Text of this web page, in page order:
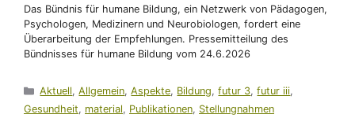
Das Bündnis für humane Bildung, ein Netzwerk von Pädagogen,
Psychologen, Medizinern und Neurobiologen, fordert eine
Überarbeitung der Empfehlungen. Pressemitteilung des
Bündnisses für humane Bildung vom 24.6.2026
Kategorien
Aktuell,Allgemein,Aspekte, Bildung,futur 3,futur iii,
Gesundheit, material, Publikationen, Stellungnahmen